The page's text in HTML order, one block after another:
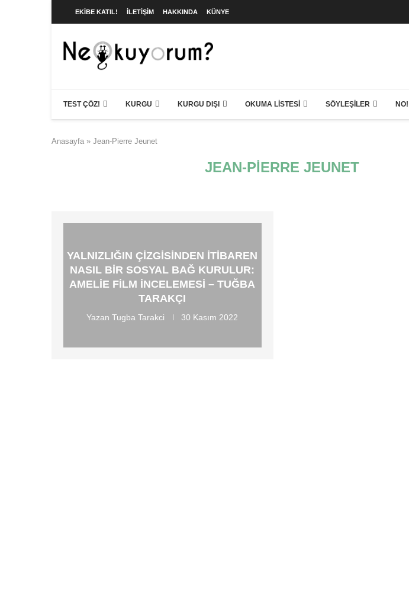
EKIBE KATIL! İLETIŞIM HAKKINDA KÜNYE
TEST ÇÖZ! KURGU KURGU DIŞI OKUMA LISTESI SÖYLEŞILER NO!
Anasayfa » Jean-Pierre Jeunet
JEAN-PIERRE JEUNET
YALNIZLIĞIN ÇIZGISINDEN İTIBAREN
NASIL BIR SOSYAL BAĞ KURULUR:
AMELIE FILM İNCELEMESI – TUĞBA
TARAKÇI
YazanTugba Tarakci 30 Kasım 2022